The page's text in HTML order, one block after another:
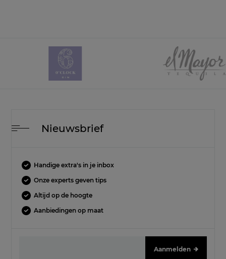
Nieuwsbrief
Handige extra's in je inbox
Onze experts geven tips
Altijd op de hoogte
Aanbiedingen op maat
Aanmelden